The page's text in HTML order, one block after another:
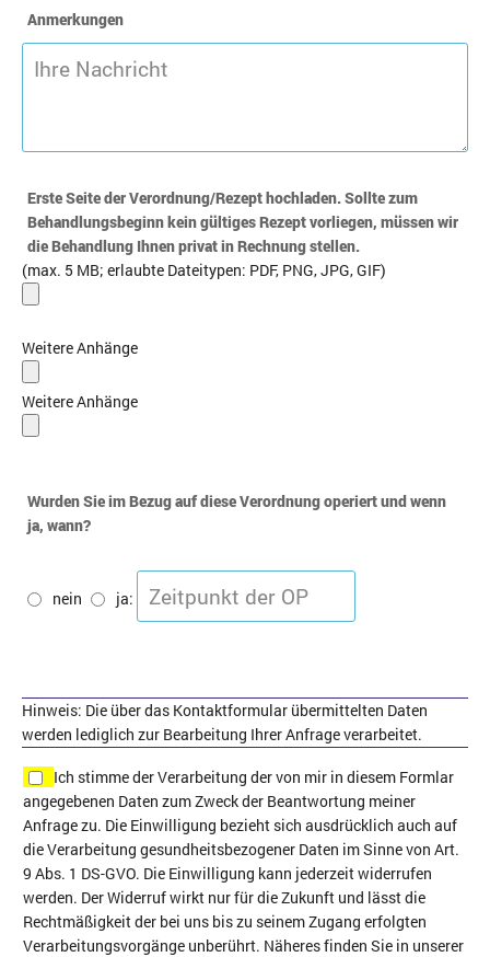
Anmerkungen
Erste Seite der Verordnung/Rezept hochladen. Sollte zum
Behandlungsbeginn kein gültiges Rezept vorliegen, müssen wir
die Behandlung Ihnen privat in Rechnung stellen.
(max. 5 MB; erlaubte Dateitypen: PDF, PNG, JPG, GIF)
Weitere Anhänge
Weitere Anhänge
Wurden Sie im Bezug auf diese Verordnung operiert und wenn
ja, wann?
nein ja:
Hinweis: Die über das Kontaktformular übermittelten Daten
werden lediglich zur Bearbeitung Ihrer Anfrage verarbeitet.
Ich stimme der Verarbeitung der von mir in diesem Formlar
angegebenen Daten zum Zweck der Beantwortung meiner
Anfrage zu. Die Einwilligung bezieht sich ausdrücklich auch auf
die Verarbeitung gesundheitsbezogener Daten im Sinne von Art.
9 Abs. 1 DS-GVO. Die Einwilligung kann jederzeit widerrufen
werden. Der Widerruf wirkt nur für die Zukunft und lässt die
Rechtmäßigkeit der bei uns bis zu seinem Zugang erfolgten
Verarbeitungsvorgänge unberührt. Näheres finden Sie in unserer